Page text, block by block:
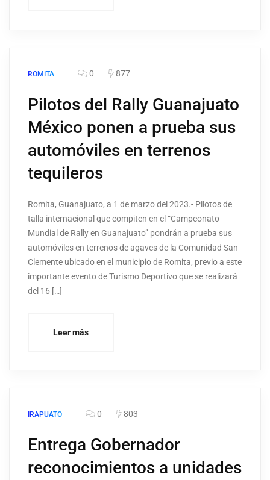
ROMITA 0 877
Pilotos del Rally Guanajuato
México ponen a prueba sus
automóviles en terrenos
tequileros
Romita, Guanajuato, a 1 de marzo del 2023.- Pilotos de
talla internacional que compiten en el “Campeonato
Mundial de Rally en Guanajuato” pondrán a prueba sus
automóviles en terrenos de agaves de la Comunidad San
Clemente ubicado en el municipio de Romita, previo a este
importante evento de Turismo Deportivo que se realizará
del 16 […]
Leer más
IRAPUATO 0 803
Entrega Gobernador
reconocimientos a unidades